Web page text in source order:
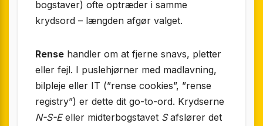
bogstaver) ofte optræder i samme
krydsord – længden afgør valget.
Rense handler om at fjerne snavs, pletter
eller fejl. I puslehjørner med madlavning,
bilpleje eller IT (”rense cookies”, ”rense
registry”) er dette dit go-to-ord. Krydserne
N-S-Eeller midterbogstavet Safslører det